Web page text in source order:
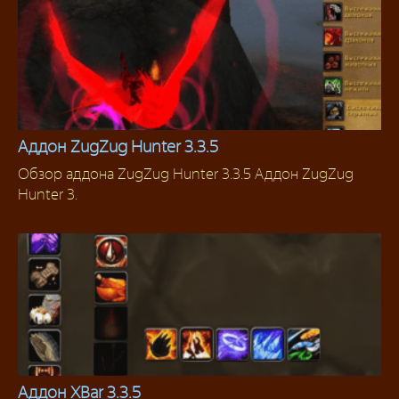
Для Охотников
Аддон ZugZug Hunter 3.3.5
Обзор аддона ZugZug Hunter 3.3.5 Аддон ZugZug
Hunter 3.
Аддон XBar 3.3.5